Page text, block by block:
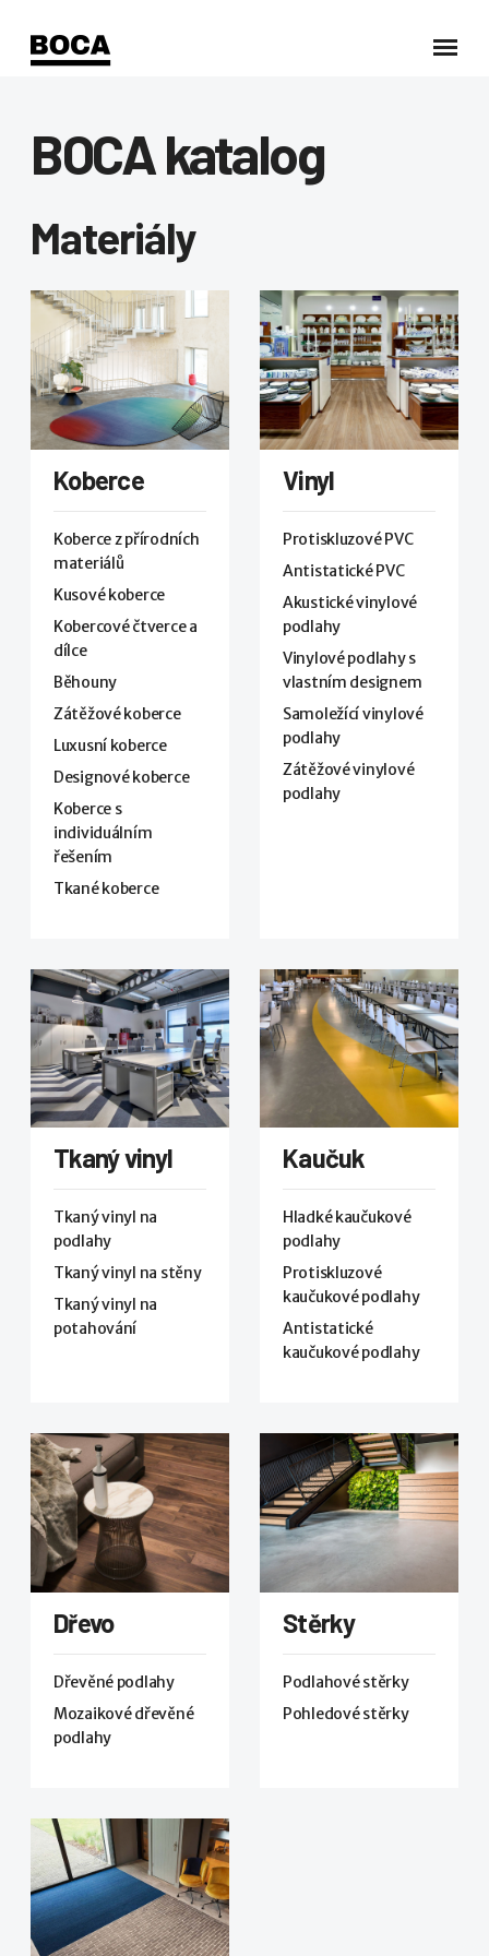
BOCA katalog
Materiály
Koberce
Koberce z přírodních
materiálů
Kusové koberce
Kobercové čtverce a
dílce
Běhouny
Zátěžové koberce
Luxusní koberce
Designové koberce
Koberce s
individuálním
řešením
Tkané koberce
Vinyl
Protiskluzové PVC
Antistatické PVC
Akustické vinylové
podlahy
Vinylové podlahy s
vlastním designem
Samoležící vinylové
podlahy
Zátěžové vinylové
podlahy
Tkaný vinyl
Tkaný vinyl na
podlahy
Tkaný vinyl na stěny
Tkaný vinyl na
potahování
Kaučuk
Hladké kaučukové
podlahy
Protiskluzové
kaučukové podlahy
Antistatické
kaučukové podlahy
Dřevo
Dřevěné podlahy
Mozaikové dřevěné
podlahy
Stěrky
Podlahové stěrky
Pohledové stěrky